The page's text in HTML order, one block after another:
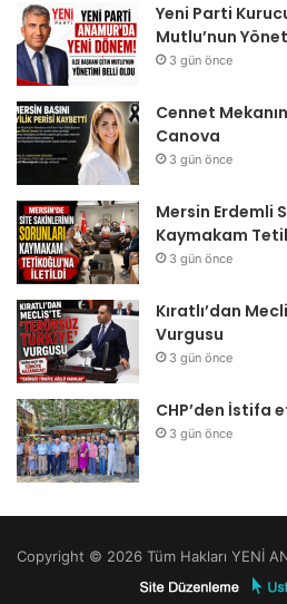
Yeni Parti
Mutlu’nun
3 gün önce
Cennet
Canova
3 gün önce
Mersin Erdemli
Kaymakam
3 gün önce
Kıratlı’dan
Vurgusu
3 gün önce
CHP’den İstifa
3 gün önce
Copyright © 2026 Tüm Hakları YENİ